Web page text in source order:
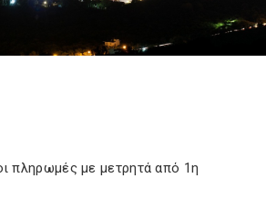
πληρωμές με μετρητά από 1η